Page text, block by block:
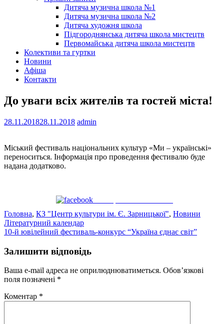
Дитяча музична школа №1
Дитяча музична школа №2
Дитяча художня школа
Підгороднянська дитяча школа мистецтв
Первомайська дитяча школа мистецтв
Колективи та гуртки
Новини
Афіша
Контакти
До уваги всіх жителів та гостей міста!
28.11.201828.11.2018 admin
Міський фестиваль національних культур «Ми – українські»
переноситься. Інформація про проведення фестивалю буде
надана додатково.
Головна, КЗ "Центр культури ім. Є. Зарницької", Новини
Навігація
записів
Літературний календар
10-й ювілейний фестиваль-конкурс “Україна єднає світ”
Залишити відповідь
Ваша e-mail адреса не оприлюднюватиметься. Обов’язкові
поля позначені *
Коментар *